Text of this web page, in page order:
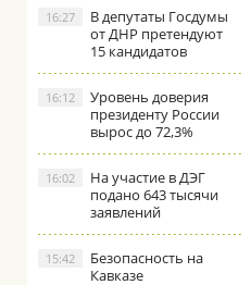
В депутаты Госдумы
от ДНР претендуют
15 кандидатов
16:27
Уровень доверия
президенту России
вырос до 72,3%
16:12
На участие в ДЭГ
подано 643 тысячи
заявлений
16:02
Безопасность на
Кавказе
15:42